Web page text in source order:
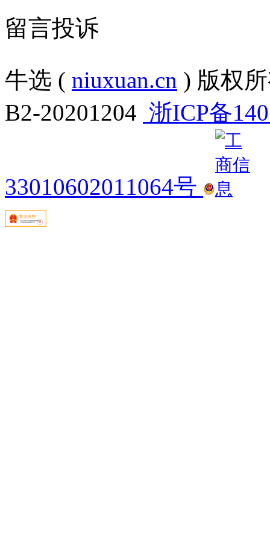
留言投诉
牛选 ( niuxuan.cn ) 版权
B2-20201204 浙ICP备
33010602011064号